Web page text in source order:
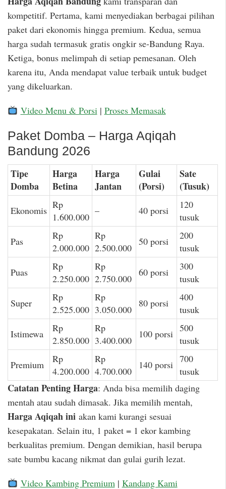
kompetitif. Pertama, kami menyediakan berbagai pilihan
paket dari ekonomis hingga premium. Kedua, semua
harga sudah termasuk gratis ongkir se-Bandung Raya.
Ketiga, bonus melimpah di setiap pemesanan. Oleh
karena itu, Anda mendapat value terbaik untuk budget
yang dikeluarkan.
Video Menu & Porsi| Proses Memasak
Paket Domba – Harga Aqiqah
Bandung 2026
Tipe
Domba
Harga
Betina
Harga
Jantan
Gulai
(Porsi)
Sate
(Tusuk)
Ekonomis Rp
1.600.000
– 40 porsi
120
tusuk
Pas
Rp
2.000.000
Rp
2.500.000
50 porsi
200
tusuk
Puas
Rp
2.250.000
Rp
2.750.000
60 porsi
300
tusuk
Super
Rp
2.525.000
Rp
3.050.000
80 porsi
400
tusuk
Istimewa
Rp
2.850.000
Rp
3.400.000
100 porsi 500
tusuk
Premium
Rp
4.200.000
Rp
4.700.000
140 porsi 700
tusuk
Catatan Penting Harga: Anda bisa memilih daging
mentah atau sudah dimasak. Jika memilih mentah,
Harga Aqiqah ini akan kami kurangi sesuai
kesepakatan. Selain itu, 1 paket = 1 ekor kambing
berkualitas premium. Dengan demikian, hasil berupa
sate bumbu kacang nikmat dan gulai gurih lezat.
Video Kambing Premium| Kandang Kami